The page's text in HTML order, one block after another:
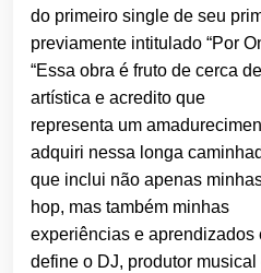
do primeiro single de seu
previamente intitulado “Por
“Essa obra é fruto de cerca
artística e acredito que
representa um
adquiri nessa longa
que inclui não apenas
hop, mas também minhas
experiências e aprendizados
define o DJ, produtor musical